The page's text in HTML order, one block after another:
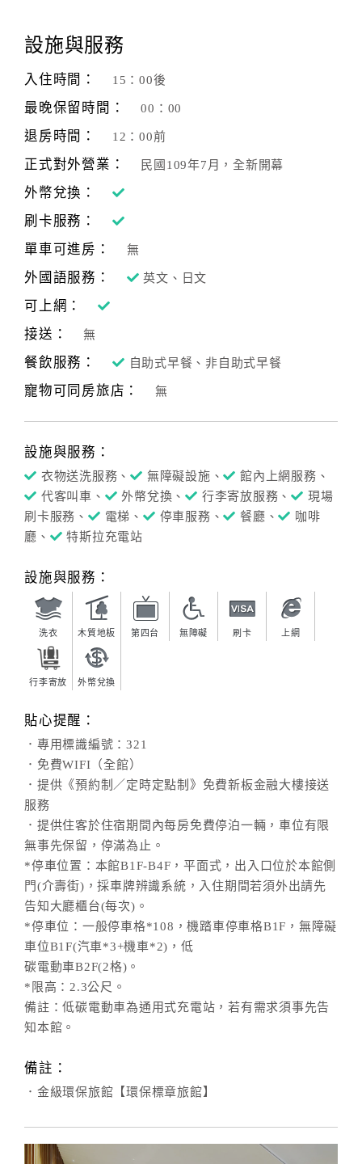
設施與服務
入住時間： 15：00後
最晚保留時間： 00：00
退房時間： 12：00前
正式對外營業： 民國109年7月，全新開幕
外幣兌換：
刷卡服務：
單車可進房：
無
外國語服務： 英文、日文
可上網：
接送：
無
餐飲服務： 自助式早餐、非自助式早餐
寵物可同房旅店： 無
設施與服務：
衣物送洗服務、 無障礙設施、
館內上網服務、
代客叫車、
外幣兌換、 行李寄放服務、
現場
刷卡服務、
電梯、 停車服務、 餐廳、
咖啡
廳、
特斯拉充電站
設施與服務：
洗衣 木質地板 第四台 無障礙 刷卡 上網
行李寄放 外幣兌換
貼心提醒：
．專用標識編號：321
．免費WIFI（全館）
．提供《預約制／定時定點制》免費新板金融大樓接送
服務
．提供住客於住宿期間內每房免費停泊一輛，車位有限
無事先保留，停滿為止。
*停車位置：本館B1F-B4F，平面式，出入口位於本館側
門(介壽街)，採車牌辨識系統，入住期間若須外出請先
告知大廳櫃台(每次)。
*停車位：一般停車格*108，機踏車停車格B1F，無障礙
車位B1F(汽車*3+機車*2)，低
碳電動車B2F(2格)。
*限高：2.3公尺。
備註：低碳電動車為通用式充電站，若有需求須事先告
知本館。
備註：
．金級環保旅館【環保標章旅館】